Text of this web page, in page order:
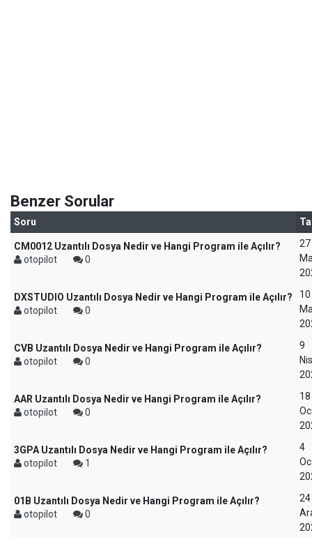
Benzer Sorular
Soru
CM0012 Uzantılı Dosya Nedir ve Hangi Program ile Açılır?
otopilot
0
27
DXSTUDIO Uzantılı Dosya Nedir ve Hangi Program ile Açılır?
otopilot
0
10
CVB Uzantılı Dosya Nedir ve Hangi Program ile Açılır?
otopilot
0
9
AAR Uzantılı Dosya Nedir ve Hangi Program ile Açılır?
otopilot
0
18
3GPA Uzantılı Dosya Nedir ve Hangi Program ile Açılır?
otopilot
1
4
01B Uzantılı Dosya Nedir ve Hangi Program ile Açılır?
otopilot
0
24